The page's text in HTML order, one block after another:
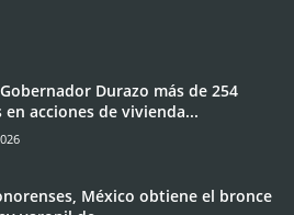
Durazo más de 254
en acciones de vivienda...
México obtiene el bronce